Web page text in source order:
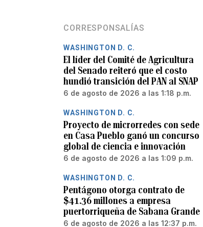
CORRESPONSALÍAS
WASHINGTON D. C.
El líder del Comité de Agricultura
del Senado reiteró que el costo
hundió transición del PAN al SNAP
6 de agosto de 2026 a las 1:18 p.m.
WASHINGTON D. C.
Proyecto de microrredes con sede
en Casa Pueblo ganó un concurso
global de ciencia e innovación
6 de agosto de 2026 a las 1:09 p.m.
WASHINGTON D. C.
Pentágono otorga contrato de
$41.36 millones a empresa
puertorriqueña de Sabana Grande
6 de agosto de 2026 a las 12:37 p.m.